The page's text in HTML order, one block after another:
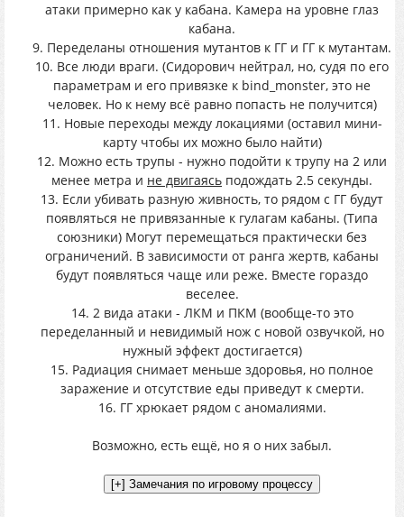
атаки примерно как у кабана. Камера на уровне глаз
кабана.
9. Переделаны отношения мутантов к ГГ и ГГ к мутантам.
10. Все люди враги. (Сидорович нейтрал, но, судя по его
параметрам и его привязке к bind_monster, это не
человек. Но к нему всё равно попасть не получится)
11. Новые переходы между локациями (оставил мини-
карту чтобы их можно было найти)
12. Можно есть трупы - нужно подойти к трупу на 2 или
менее метра и не двигаясь подождать 2.5 секунды.
13. Если убивать разную живность, то рядом с ГГ будут
появляться не привязанные к гулагам кабаны. (Типа
союзники) Могут перемещаться практически без
ограничений. В зависимости от ранга жертв, кабаны
будут появляться чаще или реже. Вместе гораздо
веселее.
14. 2 вида атаки - ЛКМ и ПКМ (вообще-то это
переделанный и невидимый нож с новой озвучкой, но
нужный эффект достигается)
15. Радиация снимает меньше здоровья, но полное
заражение и отсутствие еды приведут к смерти.
16. ГГ хрюкает рядом с аномалиями.
Возможно, есть ещё, но я о них забыл.